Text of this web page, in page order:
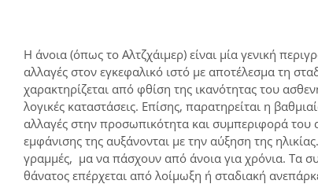
Η άνοια (όπως το Αλτζχάιμερ) είναι μία γενική
αλλαγές στον εγκεφαλικό ιστό με αποτέλεσμα τη
χαρακτηρίζεται από φθίση της ικανότητας του
λογικές καταστάσεις. Επίσης, παρατηρείται η
αλλαγές στην προσωπικότητα και συμπεριφορά του
εμφάνισης της αυξάνονται με την αύξηση της
γραμμές, μα να πάσχουν από άνοια για χρόνια. Τα
θάνατος επέρχεται από λοίμωξη ή σταδιακή